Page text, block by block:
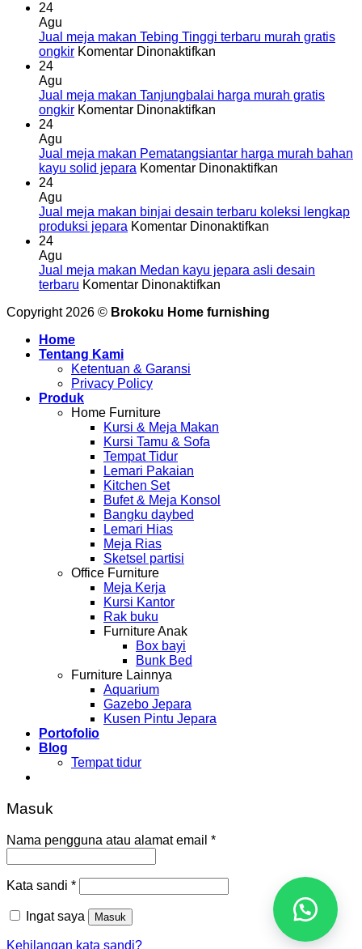
24
Agu
Jual meja makan Tebing Tinggi terbaru murah gratis
ongkir Komentar Dinonaktifkan
makan
murah
gratis
24
Agu
Jual meja makan Tanjungbalai harga murah gratis
ongkir Komentar Dinonaktifkan
makan
Tanjungbalai
gratis
ongkir
24
Agu
Jual meja makan Pematangsiantar harga murah bahan
kayu solid jepara Komentar Dinonaktifkan
makan
bahan
24
Agu
Jual meja makan binjai desain terbaru koleksi lengkap
produksi jepara Komentar Dinonaktifkan
makan
terbaru
24
Agu
Jual meja makan Medan kayu jepara asli desain
terbaru Komentar Dinonaktifkan
meja
Copyright 2026 © Brokoku Home furnishing
Home
Tentang Kami
Ketentuan & Garansi
Privacy Policy
Produk
Home Furniture
Kursi & Meja Makan
Kursi Tamu & Sofa
Tempat Tidur
Lemari Pakaian
Kitchen Set
Bufet & Meja Konsol
Bangku daybed
Lemari Hias
Meja Rias
Sketsel partisi
Office Furniture
Meja Kerja
Kursi Kantor
Rak buku
Furniture Anak
Box bayi
Bunk Bed
Furniture Lainnya
Aquarium
Gazebo Jepara
Kusen Pintu Jepara
Portofolio
Blog
Tempat tidur
Masuk
Nama pengguna atau alamat email *
Kata sandi *
Ingat saya Masuk
Kehilangan kata sandi?